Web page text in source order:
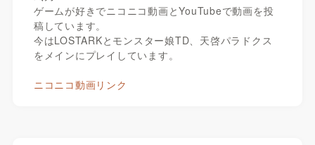
ゲームが好きでニコニコ動画とYouTubeで動画を投
稿しています。
今はLOSTARKとモンスター娘TD、天啓パラドクス
をメインにプレイしています。
ニコニコ動画リンク